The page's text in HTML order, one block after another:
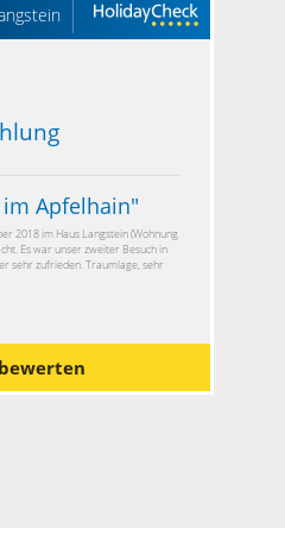
Apfelhain"
2018 im Haus Langstein (Wohnung
Es war unser zweiter Besuch in
sehr zufrieden. Traumlage, sehr